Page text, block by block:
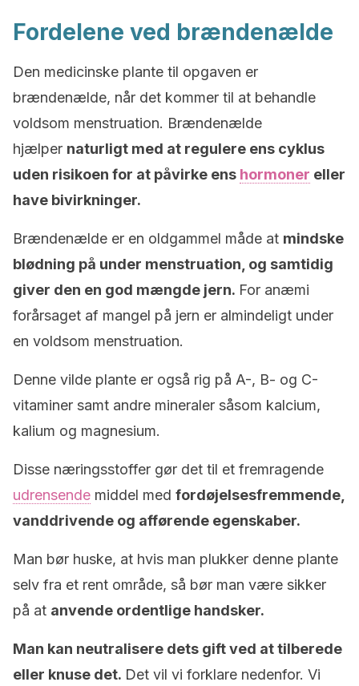
Fordelene ved brændenælde
Den medicinske plante til opgaven er
brændenælde, når det kommer til at behandle
voldsom menstruation. Brændenælde
hjælper naturligt med at regulere ens cyklus
uden risikoen for at påvirke ens hormoner eller
have bivirkninger.
Brændenælde er en oldgammel måde at mindske
blødning på under menstruation, og samtidig
giver den en god mængde jern. For anæmi
forårsaget af mangel på jern er almindeligt under
en voldsom menstruation.
Denne vilde plante er også rig på A-, B- og C-
vitaminer samt andre mineraler såsom kalcium,
kalium og magnesium.
Disse næringsstoffer gør det til et fremragende
udrensende middel med fordøjelsesfremmende,
vanddrivende og afførende egenskaber.
Man bør huske, at hvis man plukker denne plante
selv fra et rent område, så bør man være sikker
på at anvende ordentlige handsker.
Man kan neutralisere dets gift ved at tilberede
eller knuse det. Det vil vi forklare nedenfor. Vi